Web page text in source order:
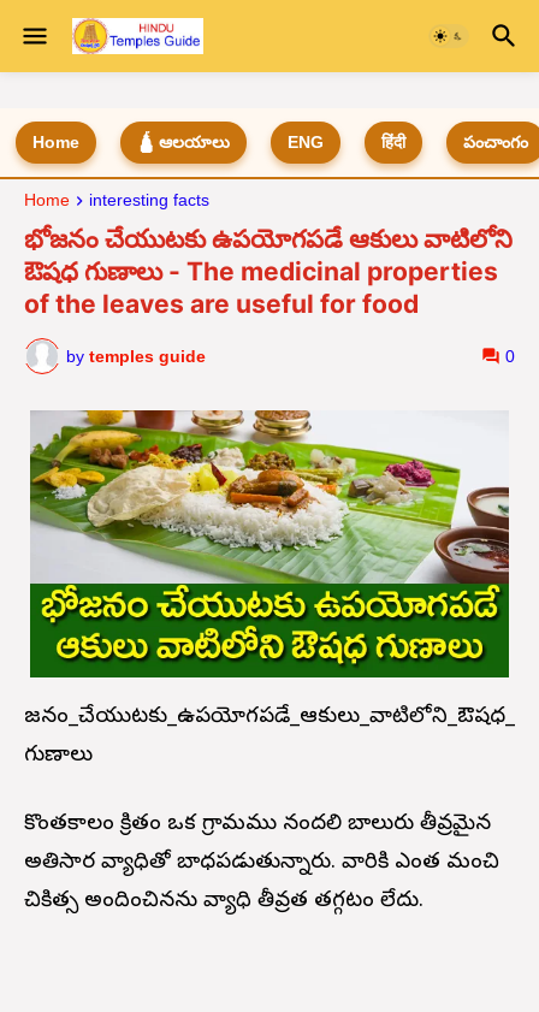
Home 🛕 ఆలయాలు ENG हिंदी పంచాంగం
Home interesting facts
భోజనం చేయుటకు ఉపయోగపడే ఆకులు వాటిలోని
ఔషధ గుణాలు - The medicinal properties
of the leaves are useful for food
by temples guide 0
భోజనం_చేయుటకు_ఉపయోగపడే_ఆకులు_వాటిలోని_ఔషధ_
గుణాలు
కొంతకాలం క్రితం ఒక గ్రామము నందలి బాలురు తీవ్రమైన
అతిసార వ్యాధితో బాధపడుతున్నారు. వారికి ఎంత మంచి
చికిత్స అందించినను వ్యాధి తీవ్రత తగ్గటం లేదు.